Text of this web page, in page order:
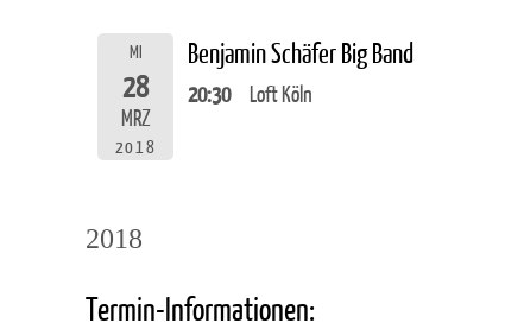
MI
28
MRZ
2018
Benjamin Schäfer Big Band
20:30 Loft Köln
2018
Termin-Informationen: